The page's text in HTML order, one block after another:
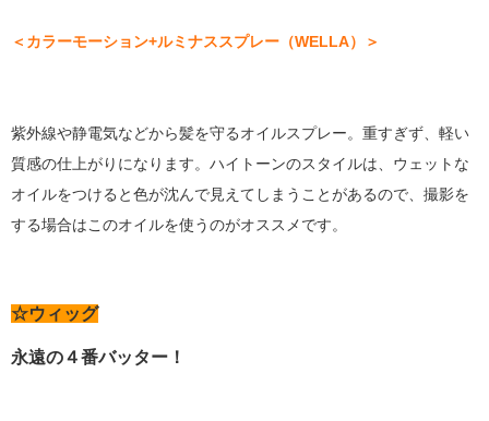
＜カラーモーション+ルミナススプレー（WELLA）＞
紫外線や静電気などから髪を守るオイルスプレー。重すぎず、軽い
質感の仕上がりになります。ハイトーンのスタイルは、ウェットな
オイルをつけると色が沈んで見えてしまうことがあるので、撮影を
する場合はこのオイルを使うのがオススメです。
☆ウィッグ
永遠の４番バッター！